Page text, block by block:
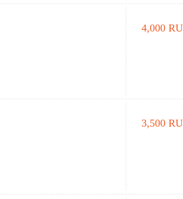
4,000
3,500